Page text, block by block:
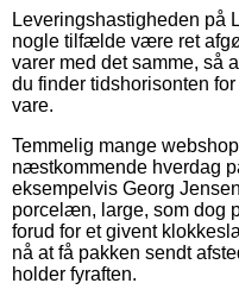
Leveringshastigheden på
nogle tilfælde være ret
varer med det samme, så
du finder tidshorisonten
vare.
Temmelig mange
næstkommende hverdag
eksempelvis Georg
porcelæn, large, som dog
forud for et givent
nå at få pakken sendt
holder fyraften.